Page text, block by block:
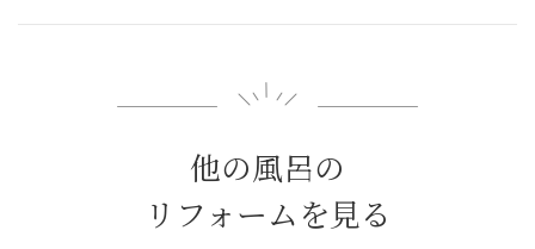
他の風呂の
リフォームを見る